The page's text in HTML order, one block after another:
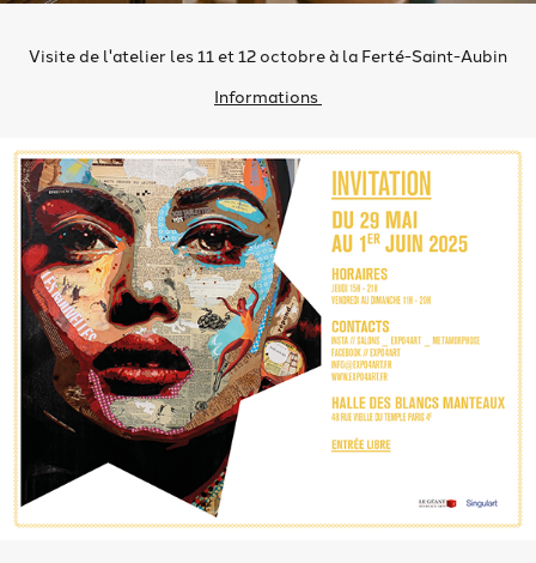
Visite de l'atelier les 11 et 12 octobre à la Ferté-Saint-Aubin
Informations